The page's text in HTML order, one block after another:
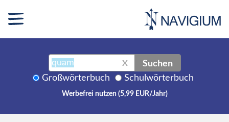
X Suchen
Großwörterbuch Schulwörterbuch
Werbefrei nutzen (5,99 EUR/Jahr)